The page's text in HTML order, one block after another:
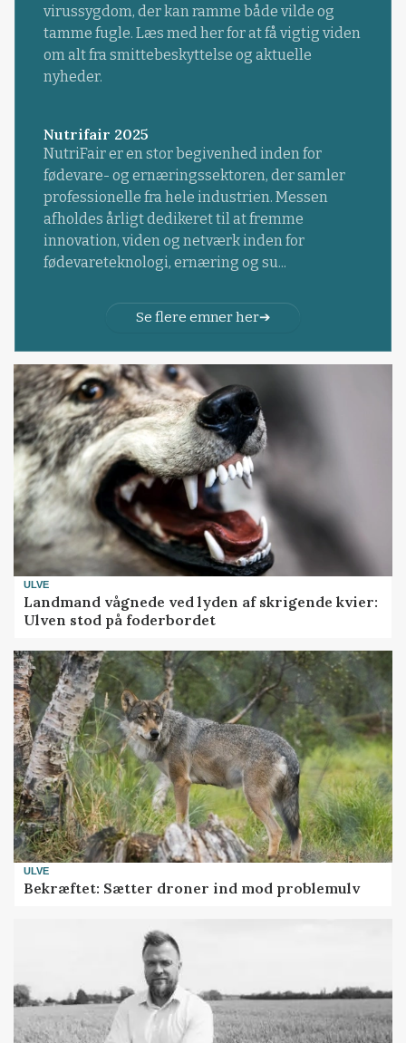
virussygdom, der kan ramme både vilde og
tamme fugle. Læs med her for at få vigtig viden
om alt fra smittebeskyttelse og aktuelle
nyheder.
Nutrifair 2025
NutriFair er en stor begivenhed inden for
fødevare- og ernæringssektoren, der samler
professionelle fra hele industrien. Messen
afholdes årligt dedikeret til at fremme
innovation, viden og netværk inden for
fødevareteknologi, ernæring og su...
Se flere emner her
ULVE
Landmand vågnede ved lyden af skrigende kvier:
Ulven stod på foderbordet
ULVE
Bekræftet: Sætter droner ind mod problemulv